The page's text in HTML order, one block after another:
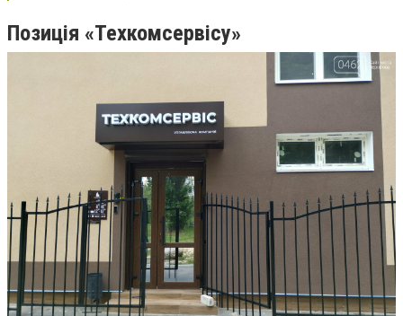
Позиція «Техкомсервісу»